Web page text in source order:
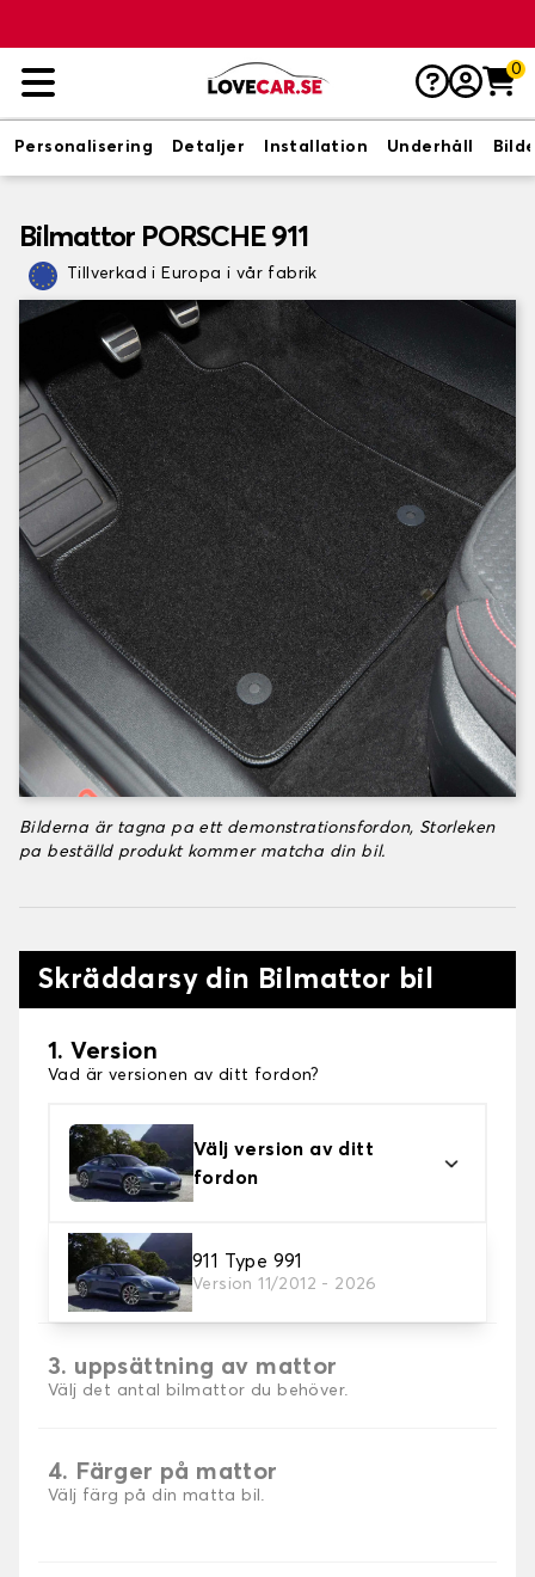
0
Personalisering Detaljer Installation Underhåll
Bilmattor PORSCHE 911
Tillverkad i Europa i vår fabrik
Bilderna är tagna pa ett demonstrationsfordon, Storleken
pa beställd produkt kommer matcha din bil.
Skräddarsy din Bilmattor bil
1. Version
Vad är versionen av ditt fordon?
Välj version av ditt
fordon
911 Type 991
Version 11/2012 - 2026
2. Material
Välj material för din bilmatta.
3. uppsättning av mattor
Välj det antal bilmattor du behöver.
4. Färger på mattor
Välj färg på din matta bil.